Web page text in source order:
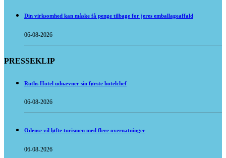
Din virksomhed kan måske få penge tilbage for jeres emballageaffald
06-08-2026
PRESSEKLIP
Ruths Hotel udnævner sin første hotelchef
06-08-2026
Odense vil løfte turismen med flere overnatninger
06-08-2026